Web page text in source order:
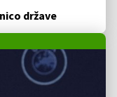
države